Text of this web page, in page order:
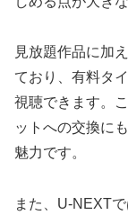
見放題作品に加
ており、有料タ
視聴できます。
ットへの交換に
魅力です。
また、U-NEXT